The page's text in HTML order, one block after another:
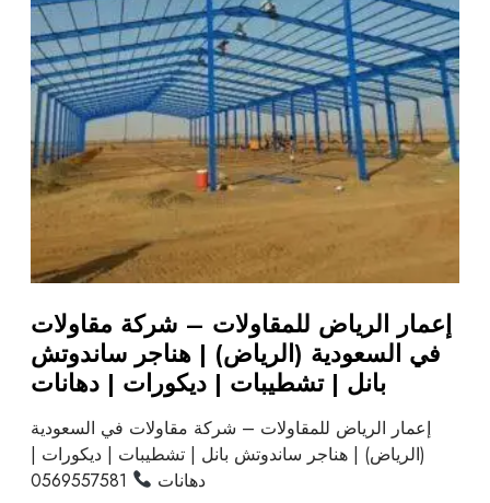
إعمار الرياض للمقاولات – شركة مقاولات
في السعودية (الرياض) | هناجر ساندوتش
بانل | تشطيبات | ديكورات | دهانات
إعمار الرياض للمقاولات – شركة مقاولات في السعودية
(الرياض) | هناجر ساندوتش بانل | تشطيبات | ديكورات |
دهانات